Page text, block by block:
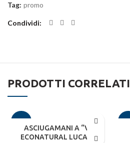
Tag: promo
Condividi
PRODOTTI CORRELATI
ASCIUGAMANI A “V”
ECONATURAL LUCART